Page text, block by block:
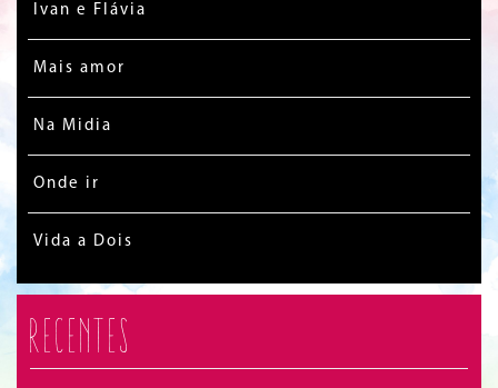
Ivan e Flávia
Mais amor
Na Midia
Onde ir
Vida a Dois
Recentes